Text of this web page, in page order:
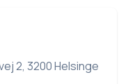
2, 3200 Helsinge